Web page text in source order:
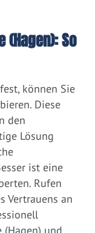
(Hagen): So
können Sie
Diese
den
Lösung
ist eine
Rufen
Vertrauens an